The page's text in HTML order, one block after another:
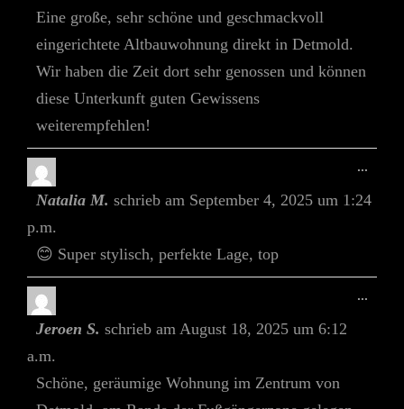
Eine große, sehr schöne und geschmackvoll
eingerichtete Altbauwohnung direkt in Detmold.
Wir haben die Zeit dort sehr genossen und können
diese Unterkunft guten Gewissens
weiterempfehlen!
Natalia M. schrieb am September 4, 2025 um 1:24
p.m.
😊 Super stylisch, perfekte Lage, top
...
Ein-/
Jeroen S. schrieb am August 18, 2025 um 6:12
a.m.
Schöne, geräumige Wohnung im Zentrum von
...